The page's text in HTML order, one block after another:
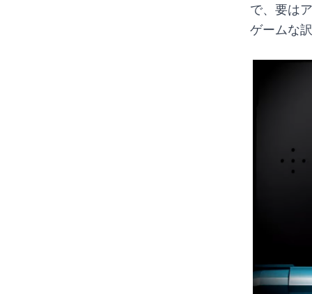
で、要は
ゲームな